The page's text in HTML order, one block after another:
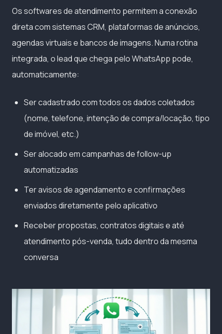
Os softwares de atendimento permitem a conexão
direta com sistemas CRM, plataformas de anúncios,
agendas virtuais e bancos de imagens. Numa rotina
integrada, o lead que chega pelo WhatsApp pode,
automaticamente:
Ser cadastrado com todos os dados coletados
(nome, telefone, intenção de compra/locação, tipo
de imóvel, etc.)
Ser alocado em campanhas de follow-up
automatizadas
Ter avisos de agendamento e confirmações
enviados diretamente pelo aplicativo
Receber propostas, contratos digitais e até
atendimento pós-venda, tudo dentro da mesma
conversa